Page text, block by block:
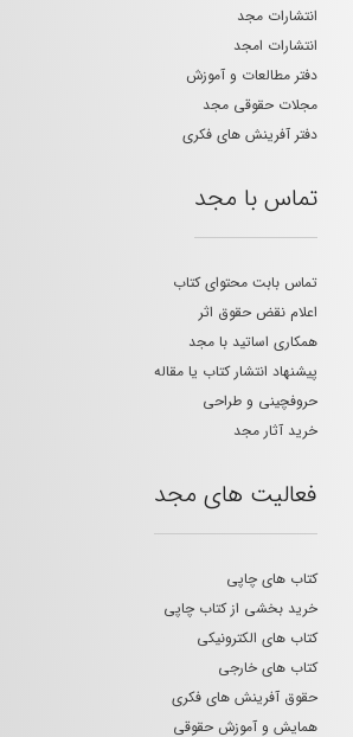
انتشارات مجد
انتشارات امجد
دفتر مطالعات و آموزش
مجلات حقوقی مجد
دفتر آفرینش های فکری
تماس با مجد
تماس بابت محتوای کتاب
اعلام نقض حقوق اثر
همکاری اساتید با مجد
پیشنهاد انتشار کتاب یا مقاله
حروفچینی و طراحی
خرید آثار مجد
فعالیت های مجد
کتاب های چاپی
خرید بخشی از کتاب چاپی
کتاب های الکترونیکی
کتاب های خارجی
حقوق آفرینش های فکری
همایش و آموزش حقوقی